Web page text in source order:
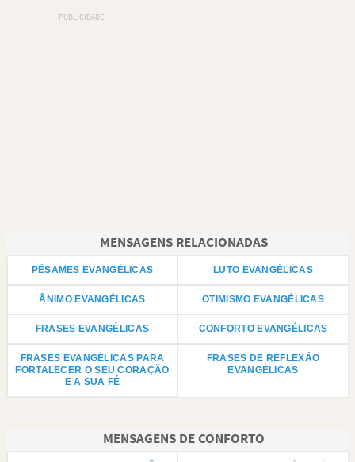
MENSAGENS RELACIONADAS
PÊSAMES EVANGÉLICAS LUTO EVANGÉLICAS
ÂNIMO EVANGÉLICAS OTIMISMO EVANGÉLICAS
FRASES EVANGÉLICAS CONFORTO EVANGÉLICAS
FRASES EVANGÉLICAS PARA
FORTALECER O SEU CORAÇÃO
E A SUA FÉ
FRASES DE REFLEXÃO
EVANGÉLICAS
MENSAGENS DE CONFORTO